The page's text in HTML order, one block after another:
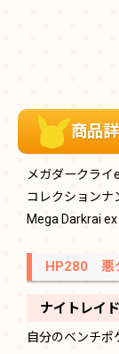
商品
メガダークライ
コレクション
Mega Darkrai ex
HP280 悪
ナイトレ
自分のベンチポ